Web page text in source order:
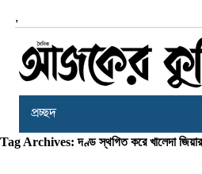
,
প্রচ্ছদ
Tag Archives: দণ্ড স্থগিত করে খালেদা